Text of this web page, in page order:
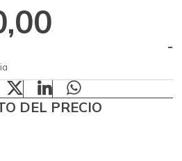
-
DEL PRECIO